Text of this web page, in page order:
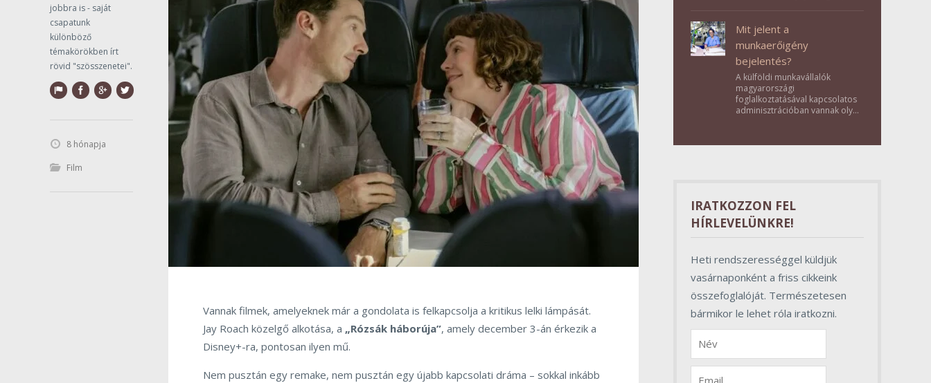
Vannak filmek, amelyeknek már a gondolata is felkapcsolja a kritikus lelki lámpását.
Jay Roach közelgő alkotása, a „Rózsák háborúja”, amely december 3-án érkezik a
Disney+-ra, pontosan ilyen mű.
Nem pusztán egy remake, nem pusztán egy újabb kapcsolati dráma – sokkal inkább
jobbra is - saját
csapatunk
különböző
témakörökben írt
rövid "szösszenetei".
8 hónapja
Film
Élménybirtok a mai napon.
Mit jelent a
munkaerőigény
bejelentés?
A külföldi munkavállalók
magyarországi
foglalkoztatásával kapcsolatos
adminisztrációban vannak olyan
valójában azonban
IRATKOZZON FEL
HÍRLEVELÜNKRE!
Heti rendszerességgel küldjük
vasárnaponként a friss cikkeink
összefoglalóját. Természetesen
bármikor le lehet róla iratkozni.